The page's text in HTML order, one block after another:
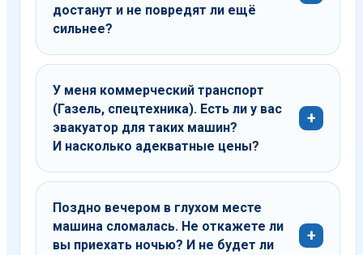
достанут и не повредят ли ещё
сильнее?
У меня коммерческий транспорт
(Газель, спецтехника). Есть ли у вас
эвакуатор для таких машин?
И насколько адекватные цены?
Поздно вечером в глухом месте
машина сломалась. Не откажете ли
вы приехать ночью? И не будет ли